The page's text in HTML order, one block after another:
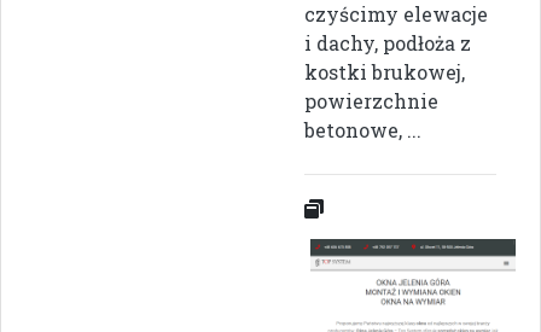
czyścimy elewacje
i dachy, podłoża z
kostki brukowej,
powierzchnie
betonowe, ...